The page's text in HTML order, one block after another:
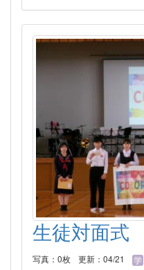
生徒対面式
写真：0枚 更新：04/21